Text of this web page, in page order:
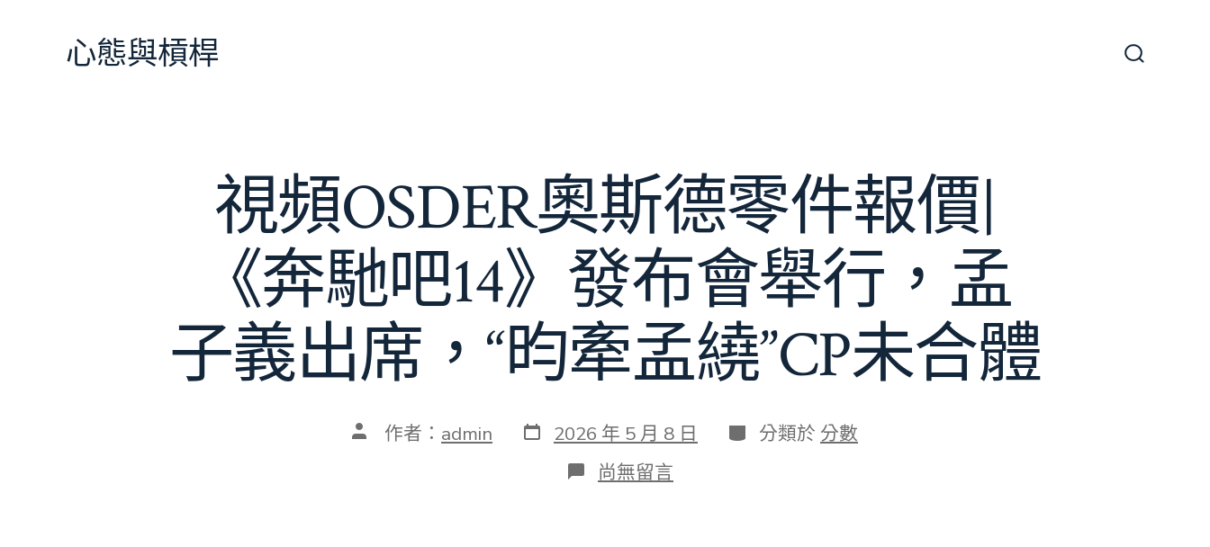
心態與槓桿
視頻OSDER奧斯德零件報價|
《奔馳吧14》發布會舉行，孟
子義出席，“昀牽孟繞”CP未合體
文 作者： admin 發
表
2026 年 5 月 8 日 分
類
分類於 分數
在
〈視
尚無留言